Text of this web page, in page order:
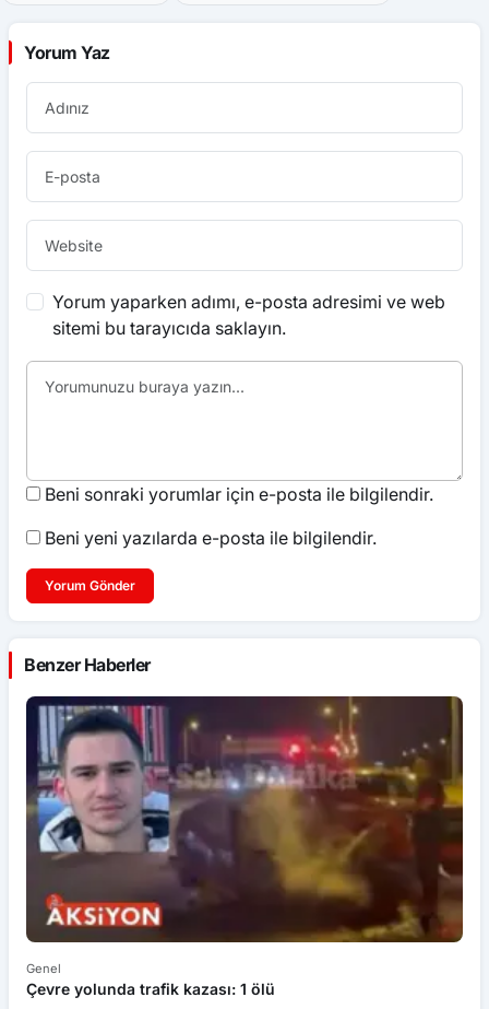
Yorum Yaz
Yorum yaparken adımı, e-posta adresimi ve web
sitemi bu tarayıcıda saklayın.
Beni sonraki yorumlar için e-posta ile bilgilendir.
Beni yeni yazılarda e-posta ile bilgilendir.
Yorum Gönder
Benzer Haberler
Genel
Çevre yolunda trafik kazası: 1 ölü